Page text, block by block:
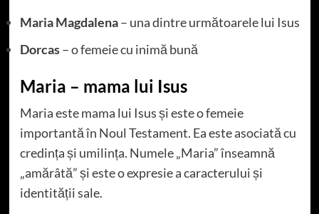
Maria Magdalena– una dintre următoarele lui Isus
Dorcas– o femeie cu inimă bună
Maria – mama lui Isus
Maria este mama lui Isus și este o femeie
importantă în Noul Testament. Ea este asociată cu
credința și umilința. Numele „Maria” înseamnă
„amărâtă” și este o expresie a caracterului și
identității sale.